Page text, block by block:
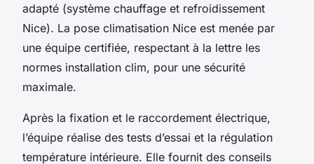
adapté (système chauffage et refroidissement
Nice). La pose climatisation Nice est menée par
une équipe certifiée, respectant à la lettre les
normes installation clim, pour une sécurité
maximale.
Après la fixation et le raccordement électrique,
l’équipe réalise des tests d’essai et la régulation
température intérieure. Elle fournit des conseils